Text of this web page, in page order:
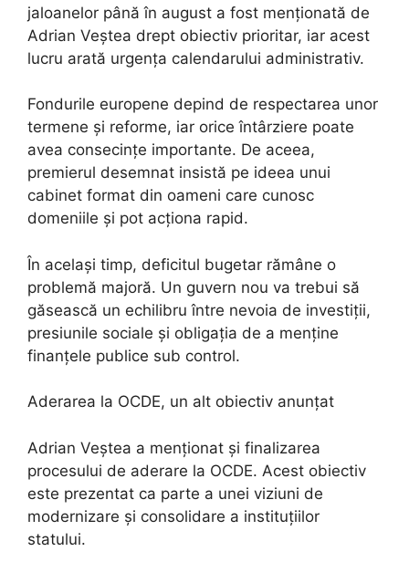
jaloanelor până în august a fost menționată de
Adrian Veștea drept obiectiv prioritar, iar acest
lucru arată urgența calendarului administrativ.
Fondurile europene depind de respectarea unor
termene și reforme, iar orice întârziere poate
avea consecințe importante. De aceea,
premierul desemnat insistă pe ideea unui
cabinet format din oameni care cunosc
domeniile și pot acționa rapid.
În același timp, deficitul bugetar rămâne o
problemă majoră. Un guvern nou va trebui să
găsească un echilibru între nevoia de investiții,
presiunile sociale și obligația de a menține
finanțele publice sub control.
Aderarea la OCDE, un alt obiectiv anunțat
Adrian Veștea a menționat și finalizarea
procesului de aderare la OCDE. Acest obiectiv
este prezentat ca parte a unei viziuni de
modernizare și consolidare a instituțiilor
statului.